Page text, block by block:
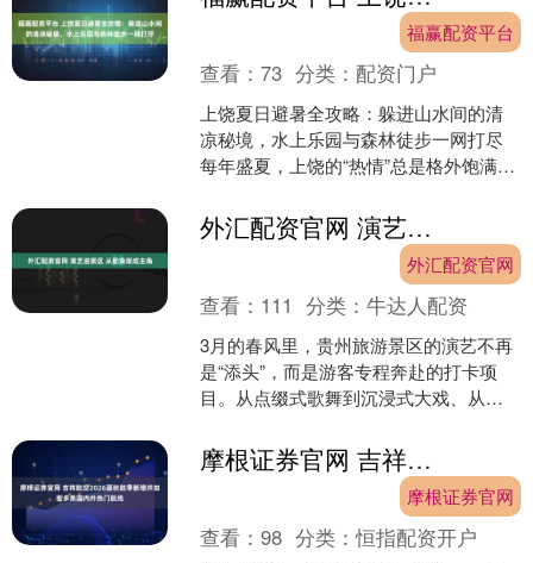
福赢配资平台
查看：73 分类：配资门户
上饶夏日避暑全攻略：躲进山水间的清
凉秘境，水上乐园与森林徒步一网打尽
每年盛夏，上饶的“热情”总是格外饱满，
西、来上饶的朋友都....
外汇配资官网 演艺进景区 从配角渐成主角
外汇配资官网
查看： 111 分类：牛达人配资
3月的春风里，贵州旅游景区的演艺不再
是“添头”，而是游客专程奔赴的打卡项
目。从点缀式歌舞到沉浸式大戏、从定
配角走向主角，成为拉.... 摩根证券官网 吉祥航空2026夏秋航季新增并加密多条国内外热门航线
摩根证券官网
查看：98 分类：恒指配资开户